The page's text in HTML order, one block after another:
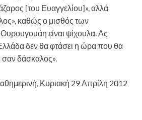
[του Ευαγγελίου]», αλλά
καθώς ο μισθός των
είναι ψίχουλα. Ας
δεν θα φτάσει η ώρα που θα
σαν δάσκαλος».
Κυριακή 29 Απρίλη 2012